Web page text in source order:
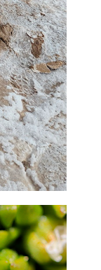
del subsuelo y
análisis
detallados.